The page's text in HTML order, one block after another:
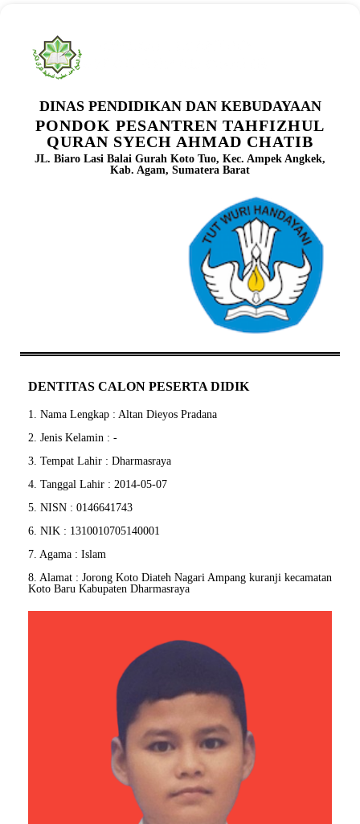
DINAS PENDIDIKAN DAN KEBUDAYAAN
PONDOK PESANTREN TAHFIZHUL
QURAN SYECH AHMAD CHATIB
JL. Biaro Lasi Balai Gurah Koto Tuo, Kec. Ampek Angkek,
Kab. Agam, Sumatera Barat
DENTITAS CALON PESERTA DIDIK
1. Nama Lengkap : Altan Dieyos Pradana
2. Jenis Kelamin : -
3. Tempat Lahir : Dharmasraya
4. Tanggal Lahir : 2014-05-07
5. NISN : 0146641743
6. NIK : 1310010705140001
7. Agama : Islam
8. Alamat : Jorong Koto Diateh Nagari Ampang kuranji kecamatan
Koto Baru Kabupaten Dharmasraya